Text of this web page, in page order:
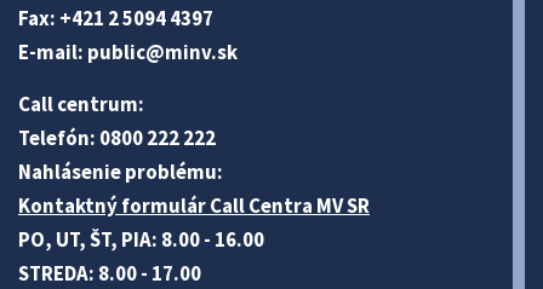
Fax: +421 2 5094 4397
E-mail: public@minv.sk
Call centrum:
Telefón: 0800 222 222
Nahlásenie problému:
Kontaktný formulár Call Centra MV SR
PO, UT, ŠT, PIA: 8.00 - 16.00
STREDA: 8.00 - 17.00